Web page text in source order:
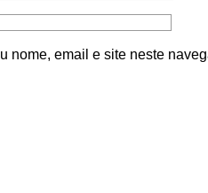
nome, email e site neste